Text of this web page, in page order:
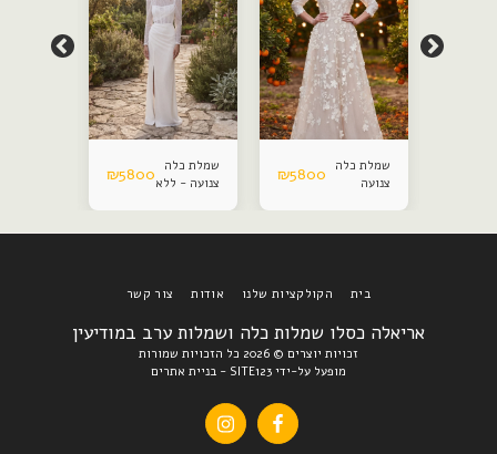
שמלת כלה
צנועה
₪5800
שמלת כלה
צנועה - ללא
₪5800
אריאלה כסלו שמלות כלה ושמלות ערב במודיעין
זכויות יוצרים © 2026 כל הזכויות שמורות
מופעל על-ידי SITE123
- בניית אתרים
בית הקולקציות שלנו אודות צור קשר